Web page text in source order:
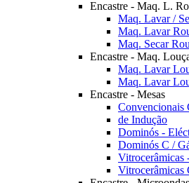
Encastre - Maq. L.
Maq. Lavar /
Maq. Lavar
Maq. Secar
Encastre - Maq.
Maq. Lavar
Maq. Lavar
Encastre - Mesas
Convencionais
de Indução
Dominós -
Dominós C /
Vitrocerâmicas
Vitrocerâmicas